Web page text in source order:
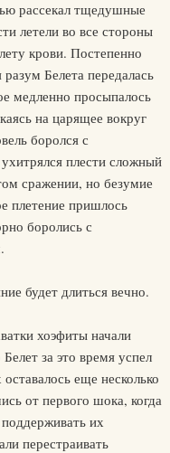
рассекал тщедушные
летели во все стороны
крови. Постепенно
Белета передалась
медленно просыпалось
на царящее вокруг
боролся с
плести сложный
сражении, но безумие
плетение пришлось
боролись с
будет длиться вечно.
хоэфиты начали
за это время успел
еще несколько
от первого шока, когда
их
перестраивать